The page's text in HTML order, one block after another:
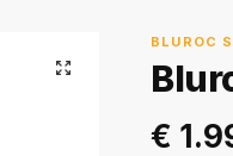
BLUROC
€